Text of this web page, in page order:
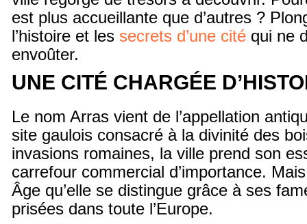
est plus accueillante que d’autres ?
l’histoire et les secrets d’une cité qui ne
envoûter.
UNE CITÉ CHARGÉE
Le nom Arras vient de l’appellation
site gaulois consacré à la divinité des
invasions romaines, la ville prend son
carrefour commercial d’importance.
Âge qu’elle se distingue grâce à ses
prisées dans toute l’Europe.